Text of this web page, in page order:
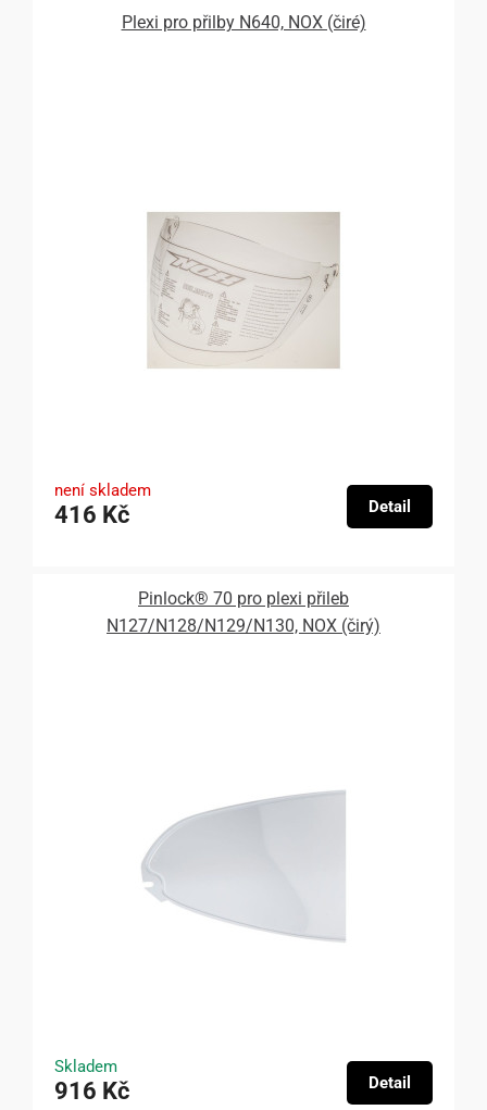
Plexi pro přilby N640, NOX (čiré)
není skladem
416 Kč Detail
Pinlock® 70 pro plexi přileb
N127/N128/N129/N130, NOX (čirý)
Skladem
916 Kč Detail